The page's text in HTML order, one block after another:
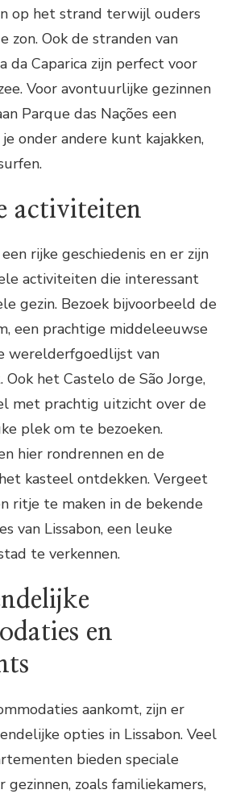
op het strand terwijl ouders
zon. Ook de stranden van
da Caparica zijn perfect voor
Voor avontuurlijke gezinnen
Parque das Nações een
onder andere kunt kajakken,
activiteiten
rijke geschiedenis en er zijn
activiteiten die interessant
gezin. Bezoek bijvoorbeeld de
een prachtige middeleeuwse
werelderfgoedlijst van
Ook het Castelo de São Jorge,
met prachtig uitzicht over de
plek om te bezoeken.
hier rondrennen en de
kasteel ontdekken. Vergeet
ritje te maken in de bekende
van Lissabon, een leuke
te verkennen.
en
aankomt, zijn er
opties in Lissabon. Veel
bieden speciale
zoals familiekamers,